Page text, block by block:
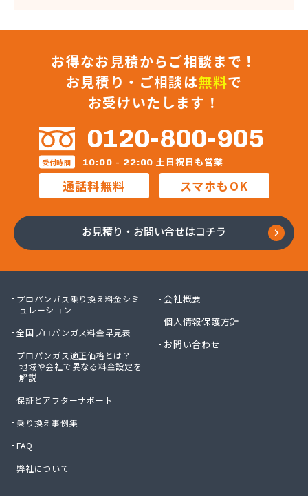
株式会社柴田産業
株式会社昭和ガス
株式会社松浦商会
株式会社松隈石油店
株式会社松山商店
株式会社新光
株式会社新光機器
株式会社進 藤
株式会社杉石油
株式会社西田商会
株式会社大栄産業
株式会社大同商会
株式会社大路商会
株式会社筑豊産業
株式会社筑豊商会 筑豊支店
株式会社筑豊商会 飯塚出張所
株式会社筑邦プロパン
株式会社椎山住宅設備
株式会社那須商店
お得なお見積からご相談まで！
お見積り・ご相談は無料で
お受けいたします！
0120-800-905
受付時間 10:00 - 22:00 土日祝日も営業
通話料無料 スマホもOK
お見積り・お問い合せはコチラ
プロパンガス乗り換え料金シミ
ュレーション
全国プロパンガス料金早見表
プロパンガス適正価格とは？
地域や会社で異なる料金設定を
解説
保証とアフターサポート
乗り換え事例集
FAQ
弊社について
会社概要
個人情報保護方針
お問い合わせ